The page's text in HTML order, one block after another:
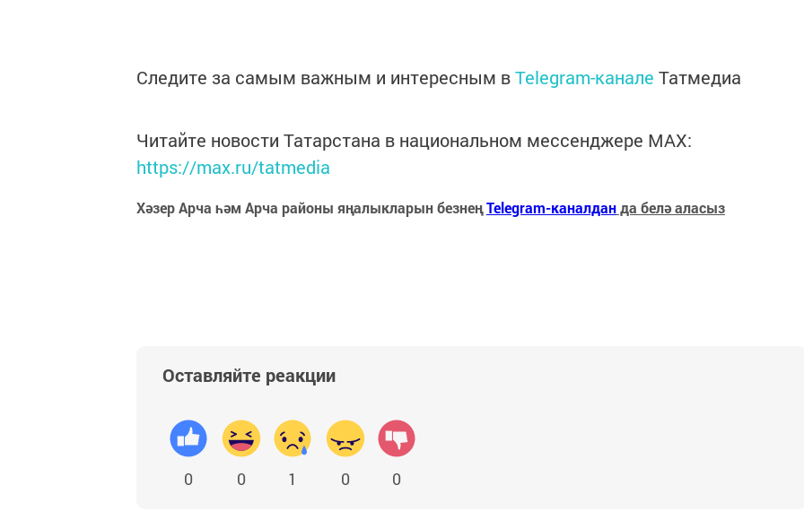
Следите за самым важным и интересным вTelegram-канале Татмедиа
Читайте новости Татарстана в национальном мессенджере MАХ:
https://max.ru/tatmedia
Хәзер Арча һәм Арча районы яңалыкларын безнеңTelegram-каналданда белә аласыз
Оставляйте реакции
0 0 1 0 0